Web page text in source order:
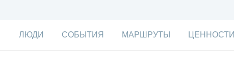
ЛЮДИ СОБЫТИЯ МАРШРУТЫ ЦЕННОСТИ